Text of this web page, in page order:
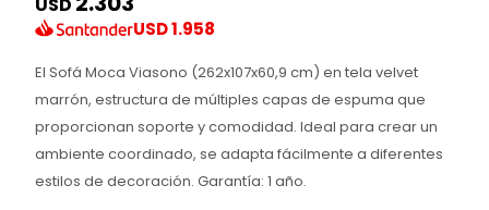
USD1.958
El Sofá Moca Viasono (262x107x60,9 cm) en tela velvet
marrón, estructura de múltiples capas de espuma que
proporcionan soporte y comodidad. Ideal para crear un
ambiente coordinado, se adapta fácilmente a diferentes
estilos de decoración. Garantía: 1 año.